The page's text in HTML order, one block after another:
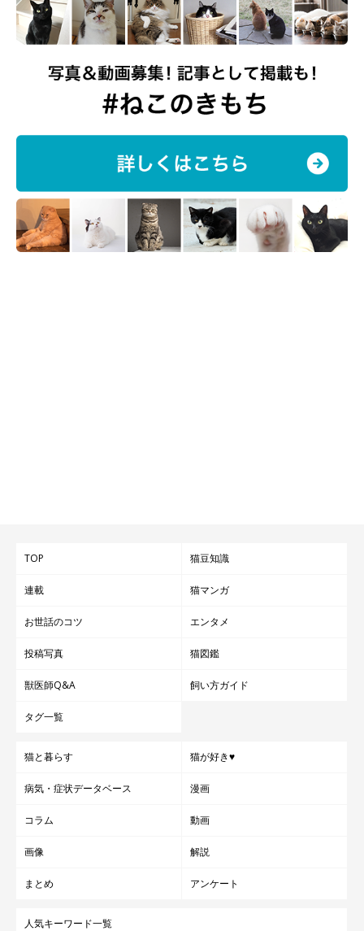
@donguri_manchi
あれから健やかに成長していき、どんぐりくんは現在2才になり
ました。飼い主さんはどんぐりくんと一緒に過ごすなかで、「人
の言葉がわかるようになってきているのでは」
と感じることがよ
ると話します。
飼い主さん：
「撫でるまでずっとこれ」
TOP 猫豆知識
連載 猫マンガ
お世話のコツ エンタメ
投稿写真 猫図鑑
獣医師Q&A 飼い方ガイド
タグ一覧
猫と暮らす 猫が好き♥
病気・症状データベース 漫画
コラム 動画
画像 解説
まとめ アンケート
人気キーワード一覧